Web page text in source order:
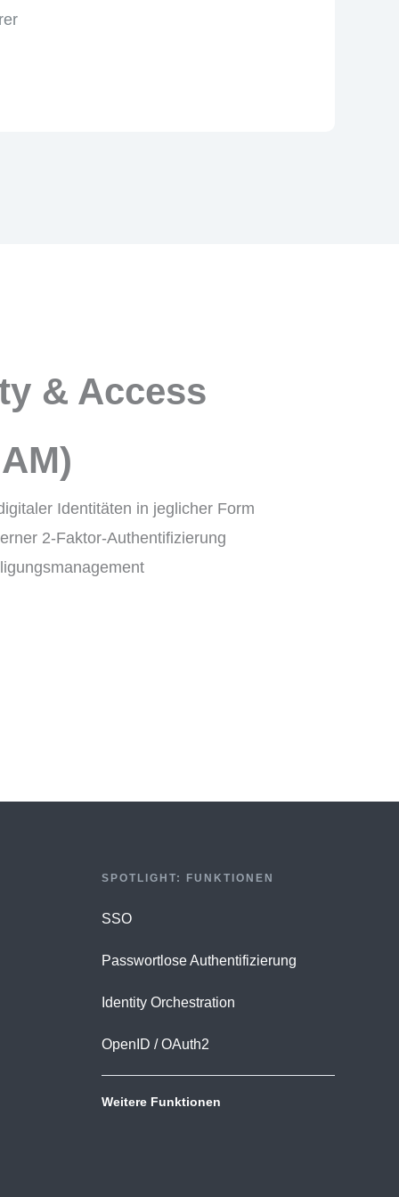
& Access
Identitäten in jeglicher Form
2-Faktor-Authentifizierung
SPOTLIGHT: FUNKTIONEN
SSO
Passwortlose Authentifizierung
Identity Orchestration
OpenID / OAuth2
Weitere Funktionen